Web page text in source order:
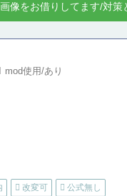
像をお借りしてます/対
mod使用/あり
改変可 公式無し